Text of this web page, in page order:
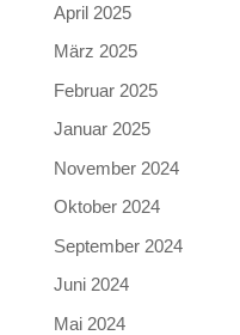
April 2025
März 2025
Februar 2025
Januar 2025
November 2024
Oktober 2024
September 2024
Juni 2024
Mai 2024